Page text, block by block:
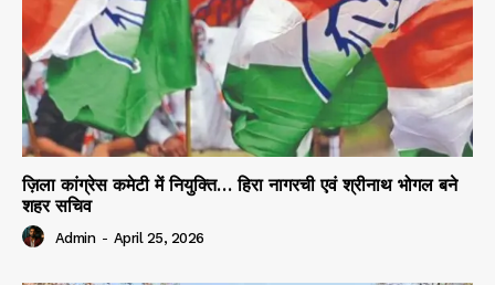
ज़िला कांग्रेस कमेटी में नियुक्ति… हिरा नागरची एवं श्रीनाथ भोगल बने
शहर सचिव
Admin - April 25, 2026